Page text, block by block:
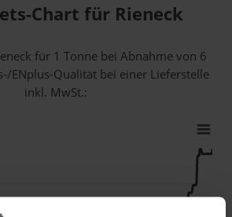
Chart für Rieneck
für 1 Tonne bei Abnahmevon 6
ENplus-Qualität bei einer Lieferstelle
inkl. MwSt.: